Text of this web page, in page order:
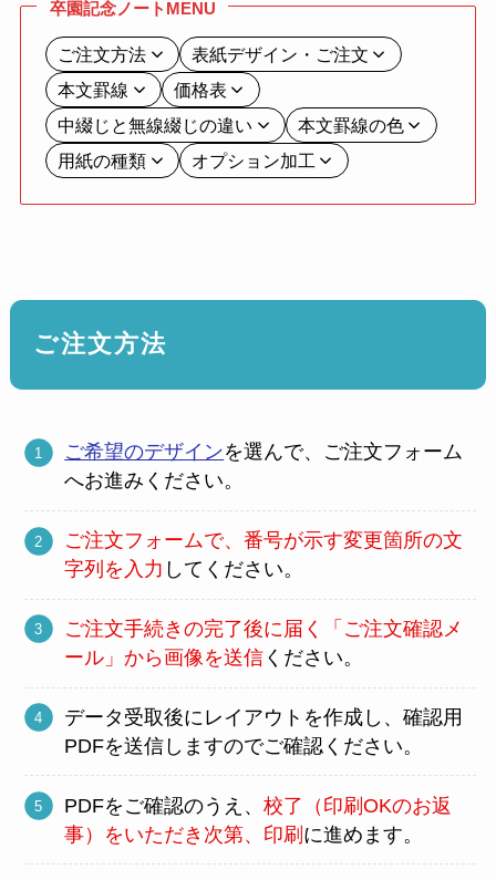
卒園記念ノートMENU
ご注文方法
表紙デザイン・ご注文
本文罫線
価格表
中綴じと無線綴じの違い
本文罫線の色
用紙の種類
オプション加工
ご注文方法
ご希望のデザインを選んで、ご注文フォーム
へお進みください。
ご注文フォームで、番号が示す変更箇所の文
字列を入力 してください。
ご注文手続きの完了後に届く「ご注文確認メ
ール」から画像を送信 ください。
データ受取後にレイアウトを作成し、確認用
PDFを送信しますのでご確認ください。
PDFをご確認のうえ、校了（印刷OKのお返
事）をいただき次第、印刷 に進めます。